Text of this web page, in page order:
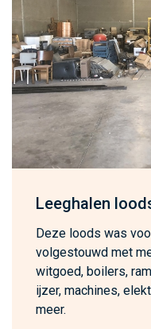
Leeghalen
Deze loods was
volgestouwd met
witgoed, boilers,
ijzer, machines,
meer.